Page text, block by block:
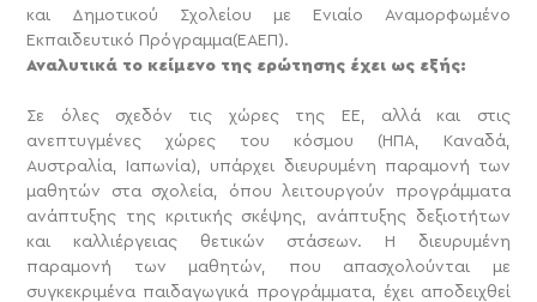
και Δημοτικού Σχολείου με Ενιαίο Αναμορφωμένο
Εκπαιδευτικό Πρόγραμμα(ΕΑΕΠ).
Αναλυτικά το κείμενο της ερώτησης έχει ως εξής:
Σε όλες σχεδόν τις χώρες της ΕΕ, αλλά και στις
ανεπτυγμένες χώρες του κόσμου (ΗΠΑ, Καναδά,
Αυστραλία, Ιαπωνία), υπάρχει διευρυμένη παραμονή των
μαθητών στα σχολεία, όπου λειτουργούν προγράμματα
ανάπτυξης της κριτικής σκέψης, ανάπτυξης δεξιοτήτων
και καλλιέργειας θετικών στάσεων. Η διευρυμένη
παραμονή των μαθητών, που απασχολούνται με
συγκεκριμένα παιδαγωγικά προγράμματα, έχει αποδειχθεί